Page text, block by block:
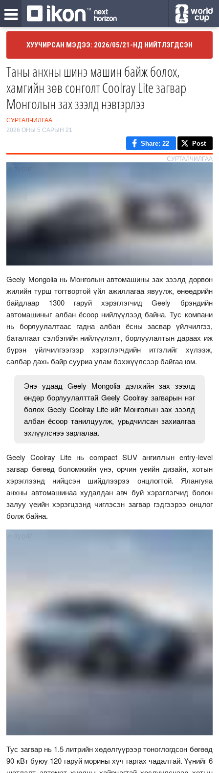
ХУУЧИРСАН МЭДЭЭ: 2026/05/21-НД НИЙТЛЭГДСЭН
Таны анхны шинэ машин байж болох,
хамгийн зөв сонголт Coolray Lite загвар
Монголын зах зээлд нэвтэрлээ
СУРТАЛЧИЛГАА
2026 ОНЫ 5 САРЫН 21
Share: 22 Post
СУРТАЛЧИЛГАА
Geely Mongolia нь Монголын автомашины зах зээлд дөрвөн
жилийн турш тогтвортой үйл ажиллагаа явуулж, өнөөдрийн
байдлаар 1300 гаруй хэрэглэгчид Geely брэндийн
автомашиныг албан ёсоор нийлүүлээд байна. Тус компани
нь борлуулалтаас гадна албан ёсны засвар үйлчилгээ,
баталгаат сэлбэгийн нийлүүлэлт, борлуулалтын дараах иж
бүрэн үйлчилгээгээр хэрэглэгчдийн итгэлийг хүлээж,
салбар дахь байр сууриа улам бэхжүүлсээр байгаа юм.
Энэ удаад Geely Mongolia дэлхийн зах зээлд
өндөр борлуулалттай Geely Coolray загварын нэг
болох Geely Coolray Lite-ийг Монголын зах зээлд
албан ёсоор танилцуулж, урьдчилсан захиалгаа
эхлүүлснээ зарлалаа.
Geely Coolray Lite нь compact SUV ангиллын entry-level
загвар бөгөөд боломжийн үнэ, орчин үеийн дизайн, хотын
хэрэглээнд нийцсэн шийдлээрээ онцлогтой. Ялангуяа
анхны автомашинаа худалдан авч буй хэрэглэгчид болон
залуу үеийн хэрэгцээнд чиглэсэн загвар гэдгээрээ онцлог
болж байна.
Тус загвар нь 1.5 литрийн хөдөлгүүрээр тоноглогдсон бөгөөд
90 кВт буюу 120 гаруй морины хүч гаргах чадалтай. Үүнийг 6